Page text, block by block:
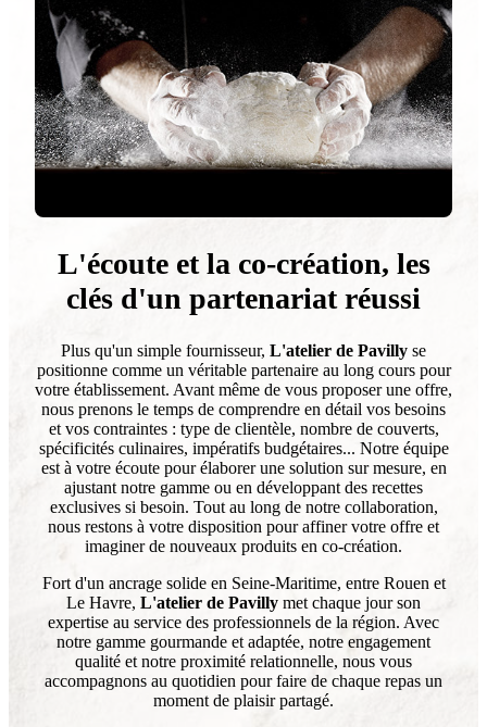
L'écoute et la co-création, les
clés d'un partenariat réussi
Plus qu'un simple fournisseur, L'atelier de Pavilly se
positionne comme un véritable partenaire au long cours pour
votre établissement. Avant même de vous proposer une offre,
nous prenons le temps de comprendre en détail vos besoins
et vos contraintes : type de clientèle, nombre de couverts,
spécificités culinaires, impératifs budgétaires... Notre équipe
est à votre écoute pour élaborer une solution sur mesure, en
ajustant notre gamme ou en développant des recettes
exclusives si besoin. Tout au long de notre collaboration,
nous restons à votre disposition pour affiner votre offre et
imaginer de nouveaux produits en co-création.
Fort d'un ancrage solide en Seine-Maritime, entre Rouen et
Le Havre, L'atelier de Pavilly met chaque jour son
expertise au service des professionnels de la région. Avec
notre gamme gourmande et adaptée, notre engagement
qualité et notre proximité relationnelle, nous vous
accompagnons au quotidien pour faire de chaque repas un
moment de plaisir partagé.